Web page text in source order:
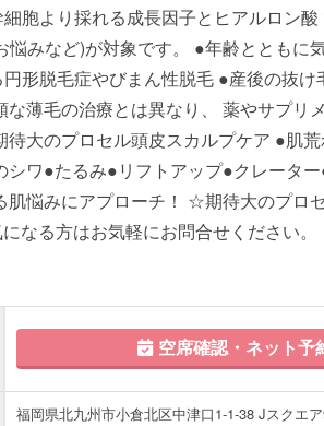
胞より採れる成長因子とヒアルロン
悩みなど)が対象です。 ●年齢とともに
円形脱毛症やびまん性脱毛 ●産後の抜
な薄毛の治療とは異なり、 薬やサプリ
大のプロセル頭皮スカルプケア ●肌
シワ●たるみ●リフトアップ●クレータ
肌悩みにアプローチ！ ☆期待大のプロ
なる方はお気軽にお問合せください。
空席確認・ネット予
福岡県北九州市小倉北区中津口1-1-38 Jスクエ